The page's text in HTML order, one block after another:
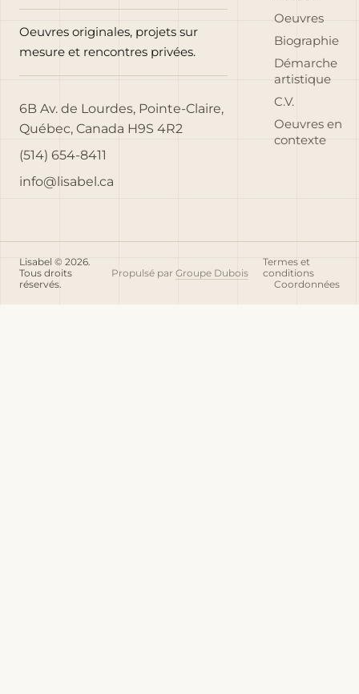
Oeuvres originales, projets sur
mesure et rencontres privées.
6B Av. de Lourdes, Pointe-Claire,
Québec, Canada H9S 4R2
(514) 654-8411
info@lisabel.ca
Oeuvres
Biographie
Démarche
artistique
C.V.
Oeuvres en
contexte
Lisabel © 2026.
Tous droits
réservés.
Propulsé par Groupe Dubois
Termes et
conditions
Coordonnées